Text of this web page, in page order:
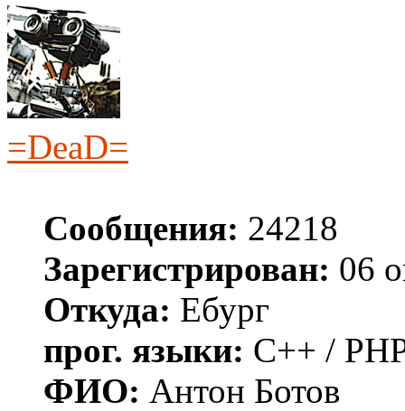
=DeaD=
Сообщения: 24218
Зарегистрирован: 06
Откуда: Ебург
прог. языки: C++ /
ФИО: Антон Ботов